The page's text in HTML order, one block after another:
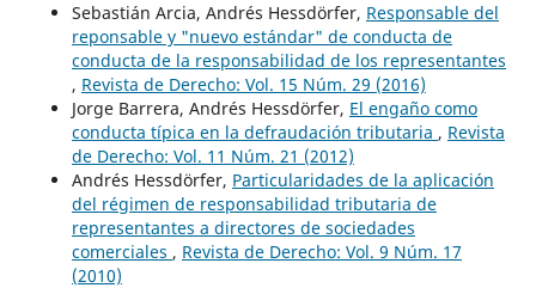
Sebastián Arcia, Andrés Hessdörfer, Responsable del
reponsable y "nuevo estándar" de conducta de
conducta de la responsabilidad de los representantes
, Revista de Derecho: Vol. 15 Núm. 29 (2016)
Jorge Barrera, Andrés Hessdörfer, El engaño como
conducta típica en la defraudación tributaria , Revista
de Derecho: Vol. 11 Núm. 21 (2012)
Andrés Hessdörfer, Particularidades de la aplicación
del régimen de responsabilidad tributaria de
representantes a directores de sociedades
comerciales , Revista de Derecho: Vol. 9 Núm. 17
(2010)